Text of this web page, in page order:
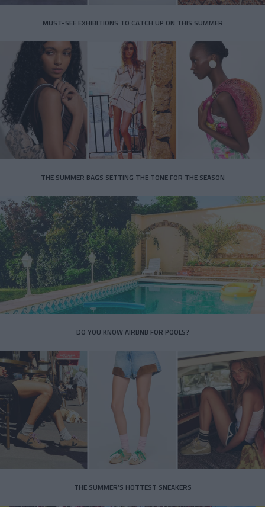
MUST-SEE EXHIBITIONS TO CATCH UP ON THIS SUMMER
THE SUMMER BAGS SETTING THE TONE FOR THE SEASON
DO YOU KNOW AIRBNB FOR POOLS?
THE SUMMER’S HOTTEST SNEAKERS